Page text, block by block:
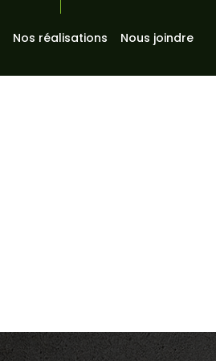
Nos réalisations Nous joindre